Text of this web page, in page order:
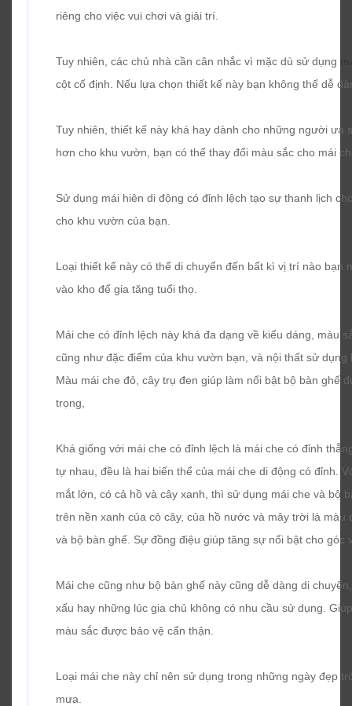
riêng cho việc vui chơi và giải trí.
Tuy nhiên, các chủ nhà cần cân nhắc vì mặc dù sử dụng
cột cố định. Nếu lựa chọn thiết kế này bạn không thể dễ
Tuy nhiên, thiết kế này khá hay dành cho những người ưa
hơn cho khu vườn, bạn có thể thay đổi màu sắc cho mái
Sử dụng mái hiên di động có đỉnh lệch tạo sự thanh lịch
cho khu vườn của bạn.
Loại thiết kế này có thể di chuyển đến bất kì vị trí nào bạn
vào kho để gia tăng tuổi thọ.
Mái che có đỉnh lệch này khá đa dạng về kiểu dáng, màu
cũng như đặc điểm của khu vườn bạn, và nội thất sử
Màu mái che đỏ, cây trụ đen giúp làm nổi bật bộ bàn ghế
trọng,
Khá giống với mái che có đỉnh lệch là mái che có đỉnh
tự nhau, đều là hai biến thể của mái che di động có đỉnh.
mắt lớn, có cả hồ và cây xanh, thì sử dụng mái che và bộ
trên nền xanh của cỏ cây, của hồ nước và mây trời là màu
và bộ bàn ghế. Sự đồng điệu giúp tăng sự nổi bật cho góc
Mái che cũng như bộ bàn ghế này cũng dễ dàng di
xấu hay những lúc gia chủ không có nhu cầu sử dụng.
màu sắc được bảo vệ cẩn thận.
Loại mái che này chỉ nên sử dụng trong những ngày đẹp
mưa.